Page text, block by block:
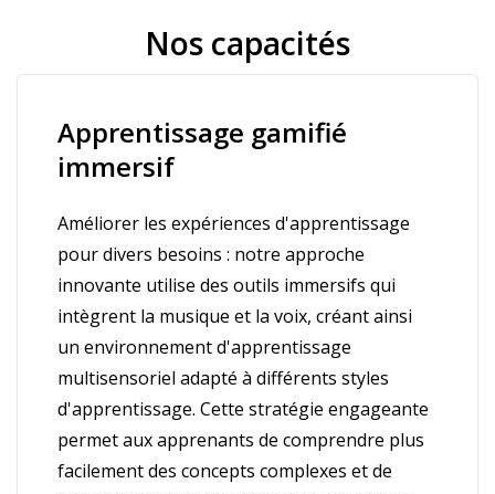
Nos capacités
Apprentissage gamifié
immersif
Améliorer les expériences d'apprentissage
pour divers besoins : notre approche
innovante utilise des outils immersifs qui
intègrent la musique et la voix, créant ainsi
un environnement d'apprentissage
multisensoriel adapté à différents styles
d'apprentissage. Cette stratégie engageante
permet aux apprenants de comprendre plus
facilement des concepts complexes et de